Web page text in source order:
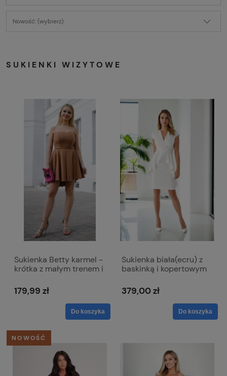
Nowość: (wybierz)
SUKIENKI WIZYTOWE
Sukienka Betty karmel -
krótka z małym trenem i
179,99 zł
Do koszyka
Sukienka biała(ecru) z
baskinką i kopertowym
ślubna
379,00 zł
Do koszyka
NOWOŚĆ